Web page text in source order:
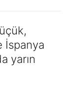
İspanya
yarın